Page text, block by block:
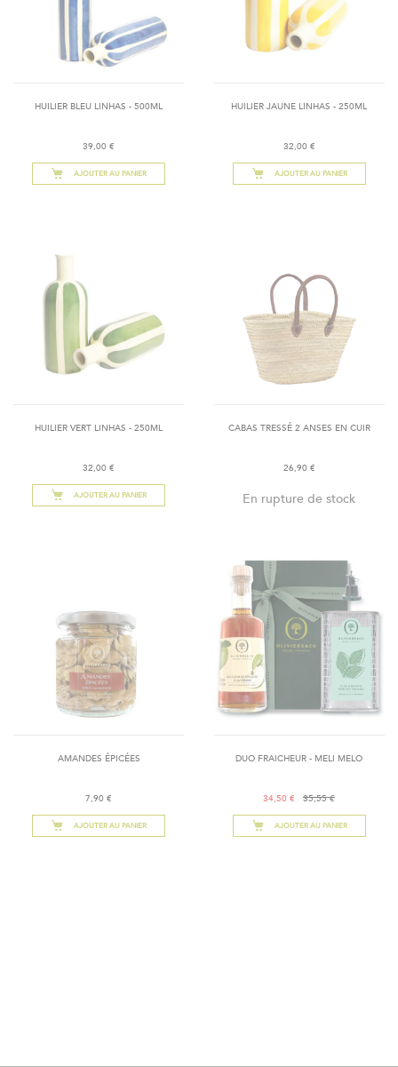
HUILIER BLEU LINHAS - 500ML
39,00 €
AJOUTER AU PANIER
HUILIER JAUNE LINHAS - 250ML
32,00 €
AJOUTER AU PANIER
HUILIER VERT LINHAS - 250ML
32,00 €
AJOUTER AU PANIER
CABAS TRESSÉ 2 ANSES EN CUIR
26,90 €
En rupture de stock
AMANDES ÉPICÉES
7,90 €
AJOUTER AU PANIER
DUO FRAICHEUR - MELI MELO
34,50 € 35,55 €
AJOUTER AU PANIER